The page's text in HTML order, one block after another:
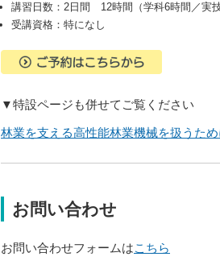
講習日数：2日間 12時間（学科6時間／実技
受講資格：特になし
▼特設ページも併せてご覧ください
林業を支える高性能林業機械を扱うた
お問い合わせ
お問い合わせフォームはこちら